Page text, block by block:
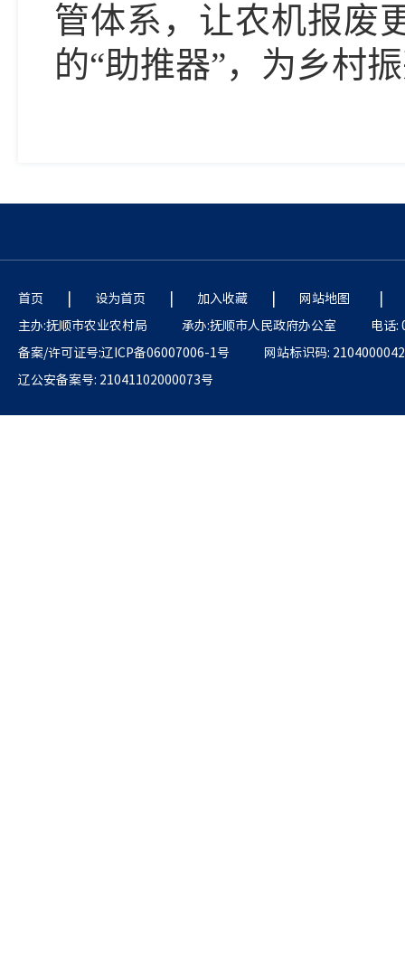
管体系， 让农机报废
的“助推器”，为乡村
首页 | 设为首页 | 加入收藏 | 网站地图 |
主办:抚顺市农业农村局 承办:抚顺市人民政府办公室
电话:
备案/许可证号:辽ICP备06007006-1号
网站标识码: 2104000042
辽公安备案号: 21041102000073号